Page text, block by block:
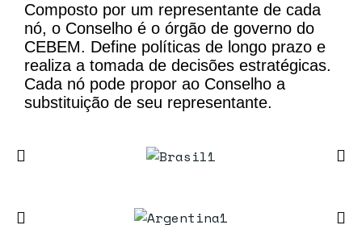
Composto por um representante de cada
nó, o Conselho é o órgão de governo do
CEBEM. Define políticas de longo prazo e
realiza a tomada de decisões estratégicas.
Cada nó pode propor ao Conselho a
substituição de seu representante.